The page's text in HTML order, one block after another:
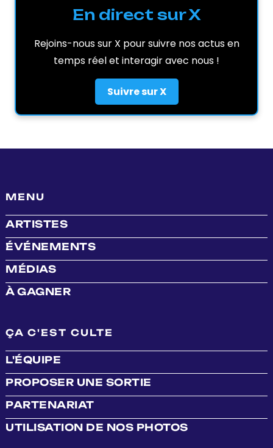
En direct sur X
Rejoins-nous sur X pour suivre nos actus en
temps réel et interagir avec nous !
Suivre sur X
MENU
ARTISTES
ÉVÉNEMENTS
MÉDIAS
À GAGNER
ÇA C'EST CULTE
L'ÉQUIPE
PROPOSER UNE SORTIE
PARTENARIAT
UTILISATION DE NOS PHOTOS